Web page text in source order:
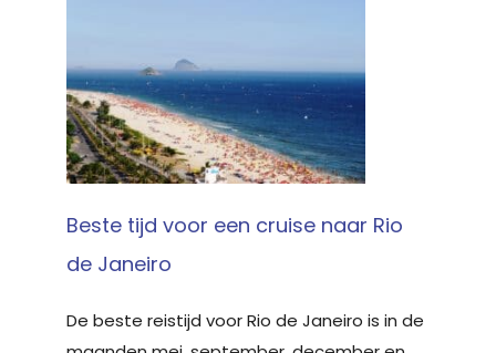
Beste tijd voor een cruise naar Rio
de Janeiro
De beste reistijd voor Rio de Janeiro is in de